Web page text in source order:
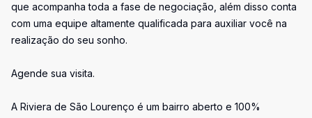
que acompanha toda a fase de negociação, além disso conta
com uma equipe altamente qualificada para auxiliar você na
realização do seu sonho.
Agende sua visita.
A Riviera de São Lourenço é um bairro aberto e 100%